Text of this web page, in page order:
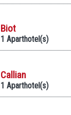
Biot
1 Aparthotel(s)
Callian
1 Aparthotel(s)